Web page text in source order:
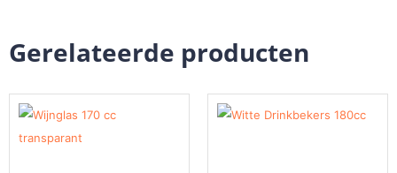
Gerelateerde producten